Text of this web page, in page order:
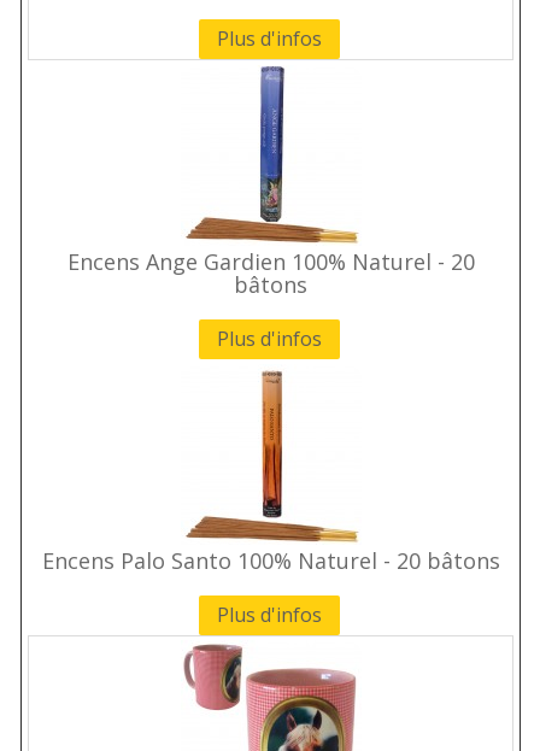
Plus d'infos
Encens Ange Gardien 100% Naturel - 20
bâtons
Plus d'infos
Encens Palo Santo 100% Naturel - 20 bâtons
Plus d'infos